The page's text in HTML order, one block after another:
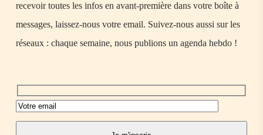
recevoir toutes les infos en avant-première dans votre boîte à
messages, laissez-nous votre email. Suivez-nous aussi sur les
réseaux : chaque semaine, nous publions un agenda hebdo !